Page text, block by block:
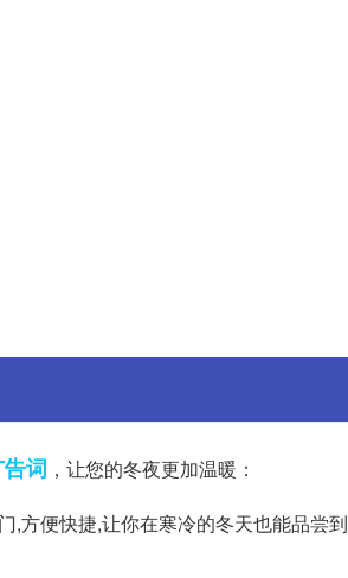
词 ，让您的冬夜更加温暖：
,方便快捷,让你在寒冷的冬天也能品尝到